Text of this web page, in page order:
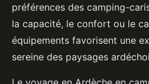
préférences des camping-
la capacité, le confort ou le
équipements favorisent une
sereine des paysages